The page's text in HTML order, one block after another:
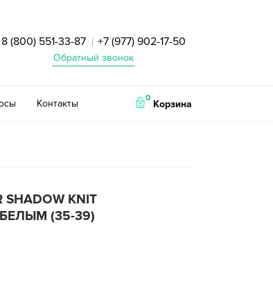
8 (800) 551-33-87 | +7 (977) 902-17-50
Обратный звонок
Контакты 0
Корзина
SHADOW KNIT
(35-39)